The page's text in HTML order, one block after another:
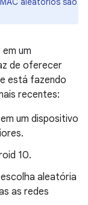
um
de oferecer
está fazendo
recentes:
um dispositivo
10.
aleatória
as redes